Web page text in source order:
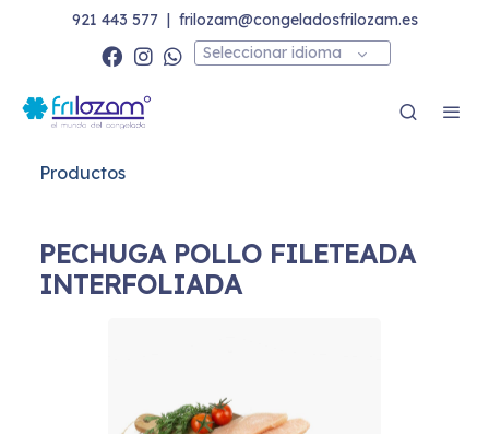
921 443 577 | frilozam@congeladosfrilozam.es
Seleccionar idioma
Productos
PECHUGA POLLO FILETEADA
INTERFOLIADA